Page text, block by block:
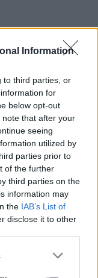
Information
to third parties, or
for
below opt-out
that after your
seeing
utilized by
parties prior to
of the further
third parties on the
information may
the IAB’s List of
disclose it to other
υπέγραψαν
και είναι
ΗΠΑ
η Ευρώπη –